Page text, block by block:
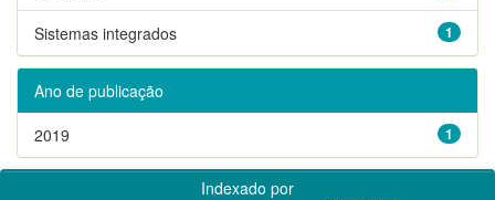
1
Sistemas integrados
Ano de publicação
1
2019
Indexado por